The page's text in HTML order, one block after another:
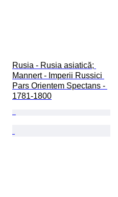
Rusia - Rusia asiatică;
Mannert - Imperii Russici
Pars Orientem Spectans -
1781-1800